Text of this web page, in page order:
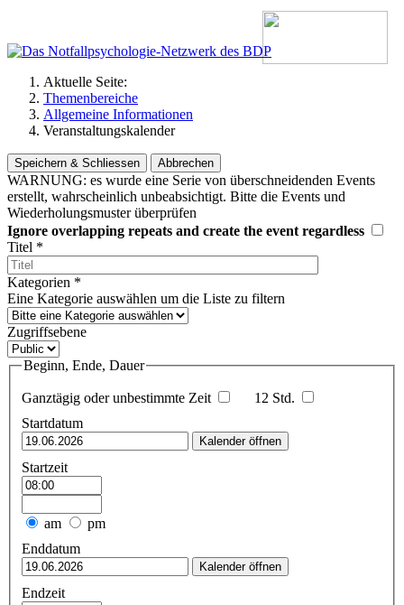
Aktuelle Seite:
Themenbereiche
Allgemeine Informationen
Veranstaltungskalender
Speichern & Schliessen Abbrechen
WARNUNG: es wurde eine Serie von überschneidenden Events
erstellt, wahrscheinlich unbeabsichtigt. Bitte die Events und
Wiederholungsmuster überprüfen
Ignore overlapping repeats and create the event regardless
Titel *
Kategorien *
Eine Kategorie auswählen um die Liste zu filtern
Zugriffsebene
Beginn, Ende, Dauer
Ganztägig oder unbestimmte Zeit
12 Std.
Startdatum
Kalender öffnen
Startzeit
am
pm
Enddatum
Kalender öffnen
Endzeit